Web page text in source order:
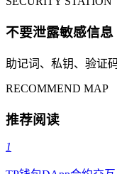
不要泄露敏感信息
助记词、私钥、验证
RECOMMEND MAP
推荐阅读
1